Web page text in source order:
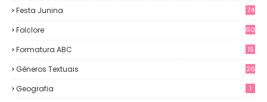
Festa Junina 74
Folclore 60
Formatura ABC 15
Gêneros Textuais 26
Geografia 1